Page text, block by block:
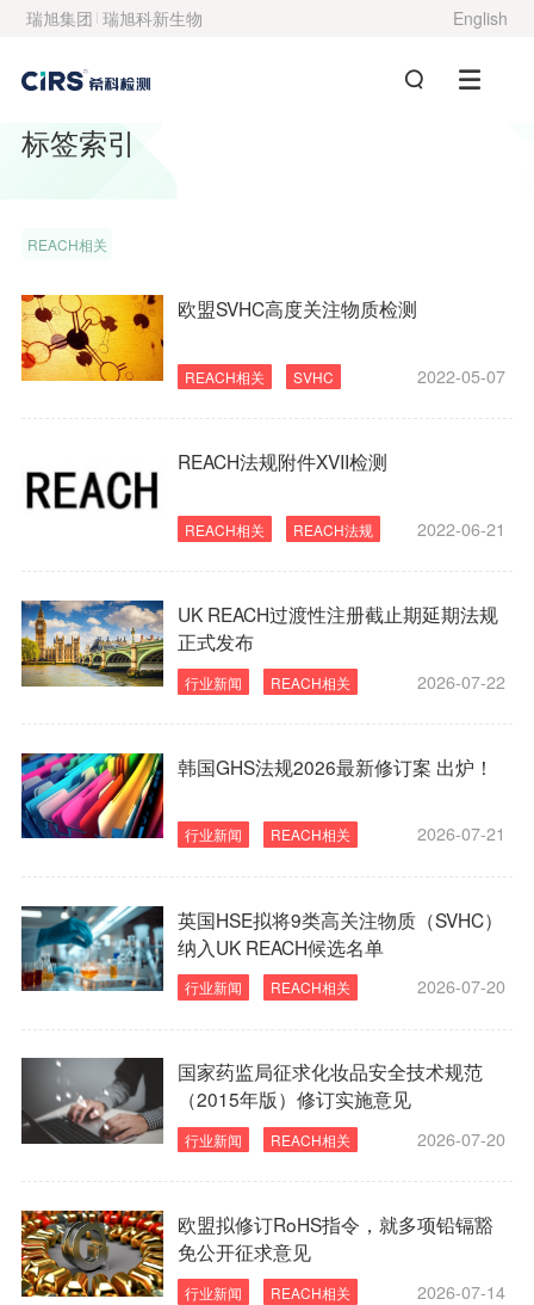
瑞旭集团 瑞旭科新生物 English
标签索引
REACH相关
欧盟SVHC高度关注物质检测
REACH相关 SVHC 2022-05-07
REACH法规附件XVII检测
REACH相关 REACH法规 2022-06-21
UK REACH过渡性注册截止期延期法规
正式发布
行业新闻 REACH相关 2026-07-22
韩国GHS法规2026最新修订案 出炉！
行业新闻 REACH相关 2026-07-21
英国HSE拟将9类高关注物质（SVHC）
纳入UK REACH候选名单
行业新闻 REACH相关 2026-07-20
国家药监局征求化妆品安全技术规范
（2015年版）修订实施意见
行业新闻 REACH相关 2026-07-20
欧盟拟修订RoHS指令，就多项铅镉豁
免公开征求意见
行业新闻 REACH相关 2026-07-14